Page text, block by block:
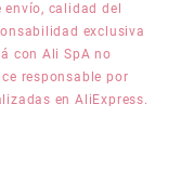
calidad del
exclusiva
con Ali SpA no
responsable por
en AliExpress.